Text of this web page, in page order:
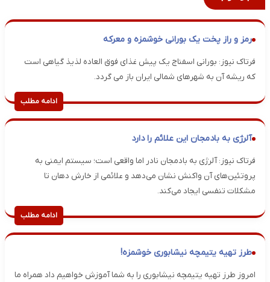
رمز و راز پخت یک بورانی خوشمزه و معرکه
فرتاک نیوز: بورانی اسفناج یک پیش غذای فوق العاده لذیذ گیاهی است
که ریشه آن به شهرهای شمالی ایران باز می گردد.
ادامه مطلب
آلرژی به بادمجان این علائم را دارد
فرتاک نیوز: آلرژی به بادمجان نادر اما واقعی است؛ سیستم ایمنی به
پروتئین‌های آن واکنش نشان می‌دهد و علائمی از خارش دهان تا
مشکلات تنفسی ایجاد می‌کند.
ادامه مطلب
طرز تهیه یتیمچه نیشابوری خوشمزه!
امروز طرز تهیه یتیمچه نیشابوری را به شما آموزش خواهیم داد همراه ما